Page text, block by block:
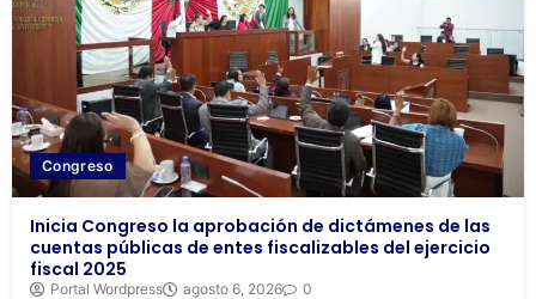
Congreso
Inicia Congreso la aprobación de dictámenes de las
cuentas públicas de entes fiscalizables del ejercicio
fiscal 2025
Portal Wordpress agosto 6, 2026 0